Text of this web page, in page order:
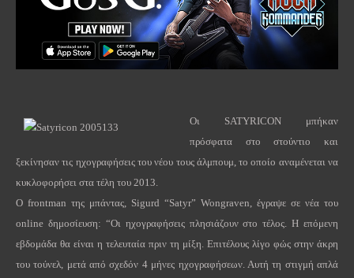
Οι SATYRICON
μπήκαν
πρόσφατα στο στούντιο και
ξεκίνησαν τις ηχογραφήσεις του νέου τους άλμπουμ, το οποίο αναμένεται να
κυκλοφορήσει στα τέλη του 2013.
Ο frontman της μπάντας, Sigurd “Satyr” Wongraven , έγραψε σε νέα του
online δημοσίευση: “Οι ηχογραφήσεις πλησιάζουν στο τέλος. Η επόμενη
εβδομάδα θα είναι η τελευταία πριν τη μίξη. Επιτέλους λίγο φώς στην άκρη
του τούνελ, μετά από σχεδόν 4 μήνες ηχογραφήσεων. Αυτή τη στιγμή απλά